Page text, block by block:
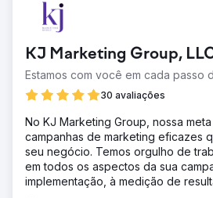
KJ Marketing Group,
Estamos com você em cada passo
30 avaliações
No KJ Marketing Group, nossa
campanhas de marketing eficazes
seu negócio. Temos orgulho de
em todos os aspectos da sua
implementação, à medição de